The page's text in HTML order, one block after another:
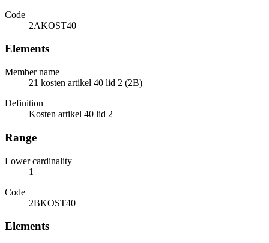
Code
2AKOST40
Elements
Member name
21 kosten artikel 40 lid 2 (2B)
Definition
Kosten artikel 40 lid 2
Range
Lower cardinality
1
Code
2BKOST40
Elements